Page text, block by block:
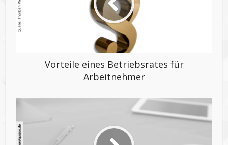
Vorteile eines Betriebsrates für
Arbeitnehmer